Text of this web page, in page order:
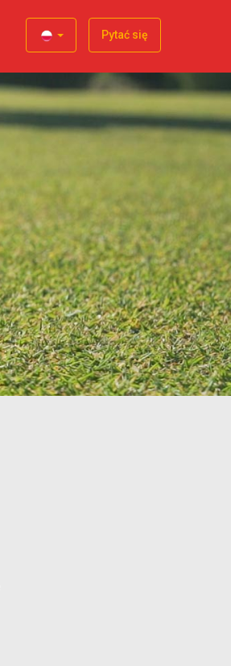
Pytać się